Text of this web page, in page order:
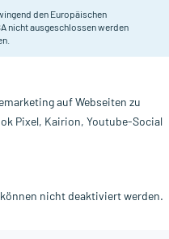
innerhalb D.
mit Bellis perennis.
Tropfen
CERES Heilmittel GmbH
Beipackzettel als PDF
den Europäischen
nicht ausgeschlossen werden
auf Webseiten zu
Pixel, Kairion, Youtube-Social
nicht deaktiviert werden.